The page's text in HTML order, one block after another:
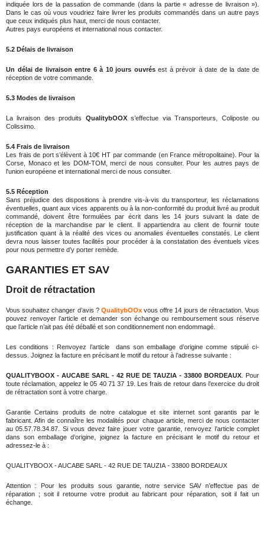
indiquée lors de la passation de commande (dans la partie « adresse de livraison »).
Dans le cas où vous voudriez faire livrer les produits commandés dans un autre pays
que ceux indiqués plus haut, merci de nous contacter.
Autres pays européens et international nous contacter.
5.2 Délais de livraison
Un délai de livraison entre 6 à 10 jours ouvrésest à prévoir à date de la date de
réception de votre commande.
5.3 Modes de livraison
La livraison des produits QualitybOOXs’effectue via Transporteurs, Coliposte ou
Colissimo.
5.4 Frais de livraison
Les frais de port s’élèvent à 10€ HT par commande (en France métropolitaine). Pour la
Corse, Monaco et les DOM-TOM, merci de nous consulter. Pour les autres pays de
l'union européene et international merci de nous consulter.
5.5 Réception
Sans préjudice des dispositions à prendre vis-à-vis du transporteur, les réclamations
éventuelles, quant aux vices apparents ou à la non-conformité du produit livré au produit
commandé, doivent être formulées par écrit dans les 14 jours suivant la date de
réception de la marchandise par le client. Il appartiendra au client de fournir toute
justification quant à la réalité des vices ou anomalies éventuelles constatés. Le client
devra nous laisser toutes facilités pour procéder à la constatation des éventuels vices
pour nous permettre d’y porter remède.
GARANTIES ET SAV
Droit de rétractation
Vous souhaitez changer d’avis ? QualitybOOxvous offre 14 jours de rétractation. Vous
pouvez renvoyer l’article et demander son échange ou remboursement sous réserve
que l’article n’ait pas été déballé et son conditionnement non endommagé.
Les conditions : Renvoyez l’article dans son emballage d’origine comme stipulé ci-
dessus. Joignez la facture en précisant le motif du retour à l’adresse suivante :
QUALITYBOOX - AUCABE SARL - 42 RUE DE TAUZIA - 33800 BORDEAUX . Pour
toute réclamation, appelez le 05 40 71 37 19. Les frais de retour dans l’exercice du droit
de rétractation sont à votre charge.
Garantie Certains produits de notre catalogue et site internet sont garantis par le
fabricant. Afin de connaître les modalités pour chaque article, merci de nous contacter
au 05.57.78.34.87. Si vous devez faire jouer votre garantie, renvoyez l’article complet
dans son emballage d’origine, joignez la facture en précisant le motif du retour et
adressez-le à :
QUALITYBOOX - AUCABE SARL - 42 RUE DE TAUZIA - 33800 BORDEAUX
Attention : Pour les produits sous garantie, notre service SAV n’effectue pas de
réparation ; soit il retourne votre produit au fabricant pour réparation, soit il fait un
échange.